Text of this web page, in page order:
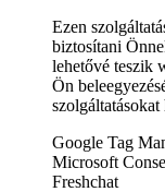
Ezen
biztosítani
lehetővé teszik
Ön
Google Tag
Microsoft
Freshchat